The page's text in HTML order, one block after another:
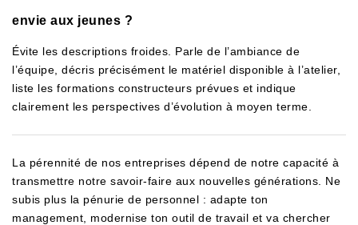
envie aux jeunes ?
Évite les descriptions froides. Parle de l’ambiance de
l’équipe, décris précisément le matériel disponible à l’atelier,
liste les formations constructeurs prévues et indique
clairement les perspectives d’évolution à moyen terme.
La pérennité de nos entreprises dépend de notre capacité à
transmettre notre savoir-faire aux nouvelles générations. Ne
subis plus la pénurie de personnel : adapte ton
management, modernise ton outil de travail et va chercher